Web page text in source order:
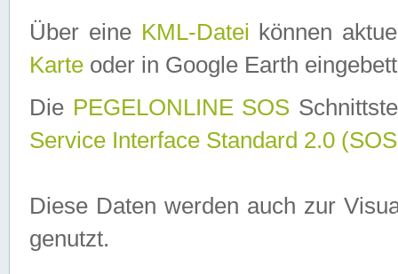
Über eine KML-Datei können
Karte oder in Google Earth
Die PEGELONLINE SOS
Service Interface Standard 2.0
Diese Daten werden auch zur
genutzt.